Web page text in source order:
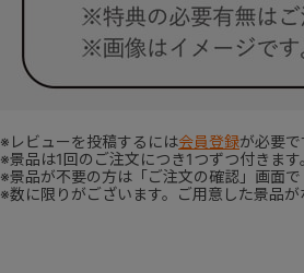
※レビューを投稿するには会員登録が必要で
※景品は1回のご注文につき1つずつ付きま
※景品が不要の方は「ご注文の確認」画面
※数に限りがございます。ご用意した景品